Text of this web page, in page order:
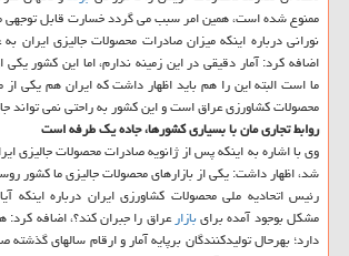
ممنوع شده است، همین امر سبب می گردد خسارت قابل توجهی
نورانی درباره اینكه میزان صادرات محصولات جالیزی ایران
اضافه كرد: آمار دقیقی در این زمینه ندارم، اما این كشور
ما است البته این را هم باید اظهار داشت كه ایران هم یكی از
محصولات كشاورزی عراق است و این كشور به راحتی نمی تواند
روابط تجاری مان با بسیاری كشورها، جاده یك طرفه است
وی با اشاره به اینكه پس از ژانویه صادرات محصولات جالیزی
شد، اظهار داشت: یكی از بازارهای محصولات جالیزی ما كشور
رئیس اتحادیه ملی محصولات كشاورزی ایران درباره اینكه
مشكل بوجود آمده برایبازارعراق را جبران كند؟، اضافه كرد:
دارد؛ بهرحال تولیدكنندگان برپایه آمار و ارقام سالهای گذشته